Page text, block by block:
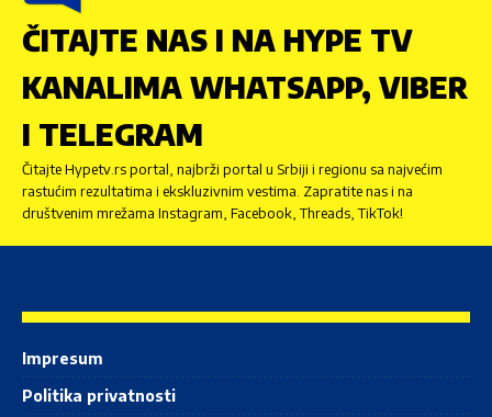
ČITAJTE NAS I NA HYPE TV
KANALIMA WHATSAPP, VIBER
I TELEGRAM
Čitajte Hypetv.rs portal, najbrži portal u Srbiji i regionu sa najvećim
rastućim rezultatima i ekskluzivnim vestima. Zapratite nas i na
društvenim mrežama Instagram, Facebook, Threads, TikTok!
Impresum
Politika privatnosti